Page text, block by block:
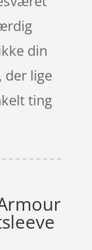
din
der lige
ting